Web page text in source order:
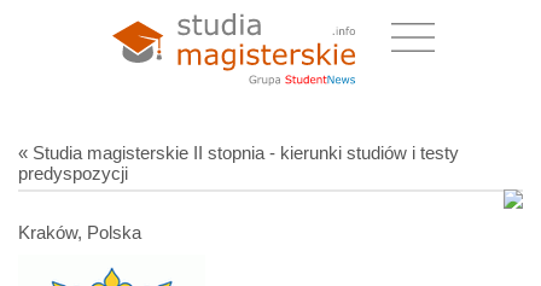
« Studia magisterskie II stopnia - kierunki studiów i testy
predyspozycji
Kraków, Polska